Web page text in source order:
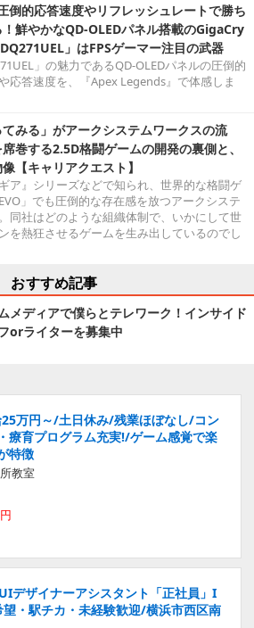
倒的応答速度やリフレッシュレートで勝ち
鮮やかなQD-OLEDパネル搭載のGigaCry
」はFPSゲーマー注目の武器
」の魅力であるQD-OLEDパネルの圧倒的
応答速度を、『Apex Legends』で体感しま
てみる」がアークシステムワークスの流
巻する2.5D格闘ゲームの開発の裏側と、
【キャリアクエスト】
ギア』シリーズなどで知られ、世界的な格闘ゲ
」でも圧倒的な存在感を放つアークシステ
同社はどのような組織体制で、いかにして世
を熱狂させるゲームを生み出しているのでし
おすすめ記事
メディアで僕らとテレワーク！インサイド
orライターを募集中
万円～/土日休み/残業ほぼなし/コン
療育プログラム充実!/ゲーム感覚で楽
特徴
教室
デザイナーアシスタント「正社員」I
・駅チカ・未経験歓迎/横浜市西区南